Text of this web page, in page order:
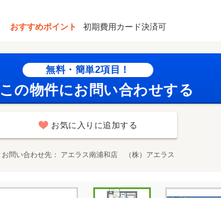
おすすめポイント 初期費用カード決済可
無料・簡単2項目！
この物件にお問い合わせする
お気に入りに追加する
お問い合わせ先 アエラス南浦和店 （株）アエラス